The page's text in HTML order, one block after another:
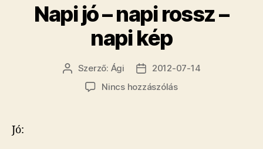
Napi jó – napi rossz –
napi kép
Bejegyzés
szerzője
Szerző: Ági
Bejegyzés
dátuma
2012-07-14
Nincs hozzászólása(z)
Jó: